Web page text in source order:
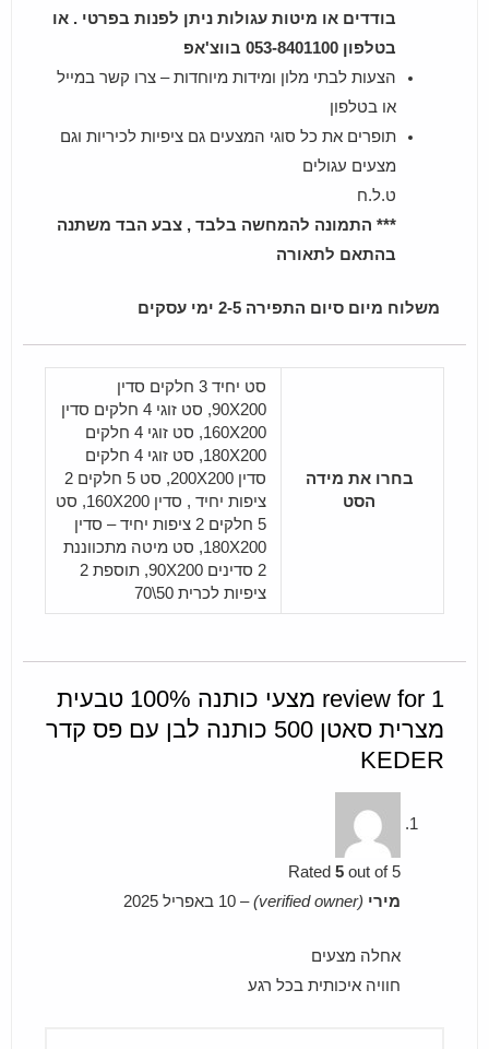
בודדים או מיטות עגולות ניתן לפנות בפרטי . או
בטלפון 053-8401100 בווצ'אפ
הצעות לבתי מלון ומידות מיוחדות – צרו קשר במייל
או בטלפון
תופרים את כל סוגי המצעים גם ציפיות לכיריות וגם
מצעים עגולים
ט.ל.ח
*** התמונה להמחשה בלבד , צבע הבד משתנה
בהתאם לתאורה
משלוח מיום סיום התפירה 2-5 ימי עסקים
בחרו את מידה
הסט
סט יחיד 3 חלקים סדין
90X200, סט זוגי 4 חלקים סדין
160X200, סט זוגי 4 חלקים
180X200, סט זוגי 4 חלקים
סדין 200X200, סט 5 חלקים 2
ציפות יחיד , סדין 160X200, סט
5 חלקים 2 ציפות יחיד – סדין
180X200, סט מיטה מתכווננת
2 סדינים 90X200, תוספת 2
ציפיות לכרית 50\70
1 review for
מצעי כותנה 100% טבעית
מצרית סאטן 500 כותנה לבן עם פס קדר
KEDER
Rated 5 out of 5
מירי (verified owner)
– 10 באפריל 2025
אחלה מצעים
חוויה איכותית בכל רגע